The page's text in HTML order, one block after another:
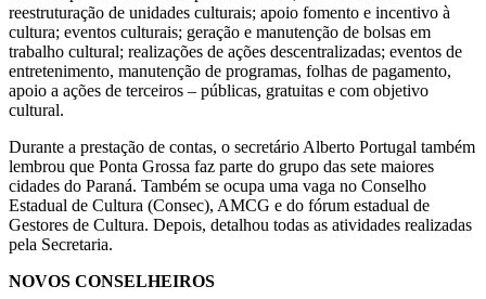
reestruturação de unidades culturais; apoio fomento e incentivo à
cultura; eventos culturais; geração e manutenção de bolsas em
trabalho cultural; realizações de ações descentralizadas; eventos de
entretenimento, manutenção de programas, folhas de pagamento,
apoio a ações de terceiros – públicas, gratuitas e com objetivo
cultural.
Durante a prestação de contas, o secretário Alberto Portugal também
lembrou que Ponta Grossa faz parte do grupo das sete maiores
cidades do Paraná. Também se ocupa uma vaga no Conselho
Estadual de Cultura (Consec), AMCG e do fórum estadual de
Gestores de Cultura. Depois, detalhou todas as atividades realizadas
pela Secretaria.
NOVOS CONSELHEIROS